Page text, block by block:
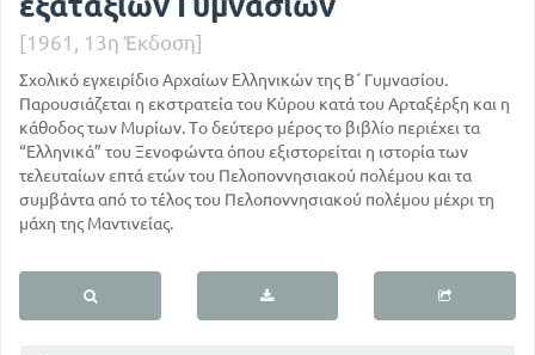
[1961, 13η Έκδοση]
Σχολικό εγχειρίδιο Αρχαίων Ελληνικών της Β΄ Γυμνασίου.
Παρουσιάζεται η εκστρατεία του Κύρου κατά του Αρταξέρξη και η
κάθοδος των Μυρίων. Το δεύτερο μέρος το βιβλίο περιέχει τα
“Ελληνικά” του Ξενοφώντα όπου εξιστορείται η ιστορία των
τελευταίων επτά ετών του Πελοποννησιακού πολέμου και τα
συμβάντα από το τέλος του Πελοποννησιακού πολέμου μέχρι τη
μάχη της Μαντινείας.